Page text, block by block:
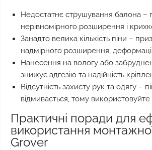
Недостатнє струшування балона –
нерівномірного розширення і
Занадто велика кількість піни –
надмірного розширення, деформації
Нанесення на вологу або
знижує адгезію та надійність
Відсутність захисту рук та одягу –
відмивається, тому
Практичні поради для
використання
Grover